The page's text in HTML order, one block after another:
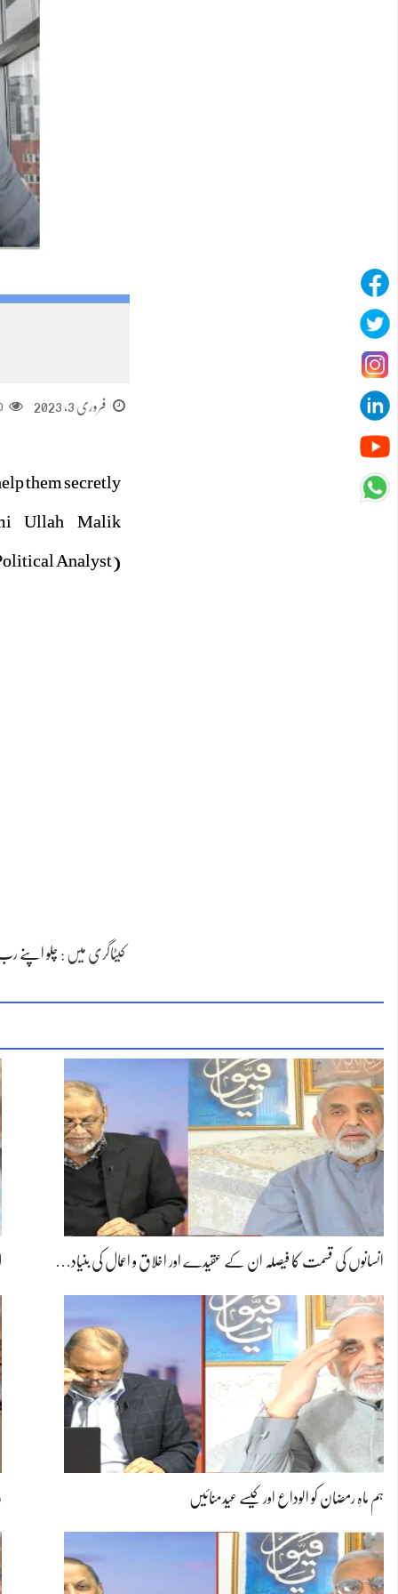
فروری 3, 2023
them secretly
Ullah Malik
Analyst)
کیٹاگری میں : چلو اپنے
انسانوں کی قسمت کا فیصلہ ان کے عقیدے اور اخلاق و اعمال کی بنیاد…
ہم ماہِ رمضان کو الوداع اور کیسے عیدمنائیں